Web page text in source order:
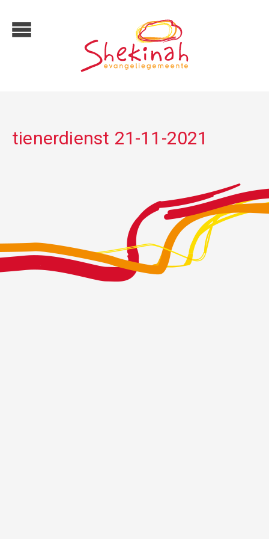
tienerdienst 21-11-2021